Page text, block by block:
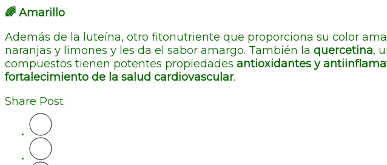
🌈 Amarillo
Además de la luteína, otro fitonutriente que proporciona su color
naranjas y limones y les da el sabor amargo. También la quercetina,
compuestos tienen potentes propiedades antioxidantes y
fortalecimiento de la salud cardiovascular.
Share Post